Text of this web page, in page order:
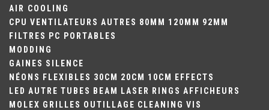
AIR COOLING
CPU VENTILATEURS AUTRES 80MM 120MM
92MM
FILTRES
PC PORTABLES
MODDING
GAINES SILENCE
NÉONS
FLEXIBLES 30CM 20CM 10CM
EFFECTS
LED AUTRE TUBES BEAM LASER RINGS AFFICHEURS
MOLEX GRILLES OUTILLAGE CLEANING VIS